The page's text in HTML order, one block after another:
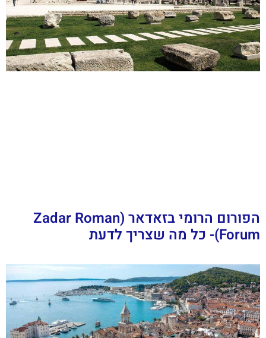
הפורום הרומי בזאדאר (Zadar Roman
Forum)- כל מה שצריך לדעת